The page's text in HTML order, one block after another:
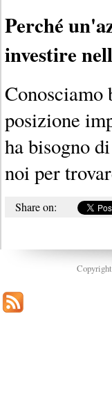
Perché
investire
Conosciamo
posizione
ha bisogno
noi per
Share on: